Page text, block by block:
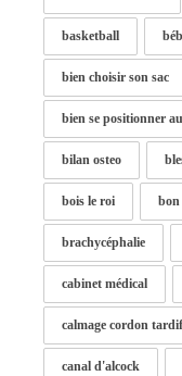
basketball
bien choisir son sac
bien se positionner
bilan osteo
bois le roi bon
brachycéphalie
cabinet médical
calmage cordon tardif
canal d'alcock